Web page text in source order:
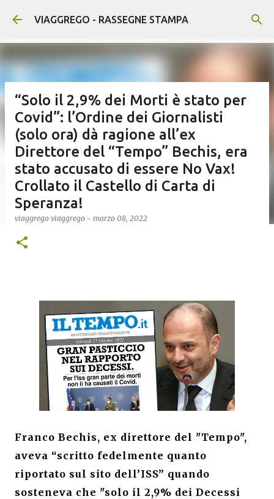
Passa ai contenuti principali
VIAGGREGO - RASSEGNE STAMPA
“Solo il 2,9% dei Morti è stato per
Covid”: l’Ordine dei Giornalisti
(solo ora) dà ragione all’ex
Direttore del “Tempo” Bechis, era
stato accusato di essere No Vax!
Crollato il Castello di Carta di
Speranza!
viaggrego viaggrego - marzo 08, 2022
Franco Bechis, ex direttore del "Tempo",
aveva “scritto fedelmente quanto
riportato sul sito dell’ISS” quando
sosteneva che "solo il 2,9% dei Decessi